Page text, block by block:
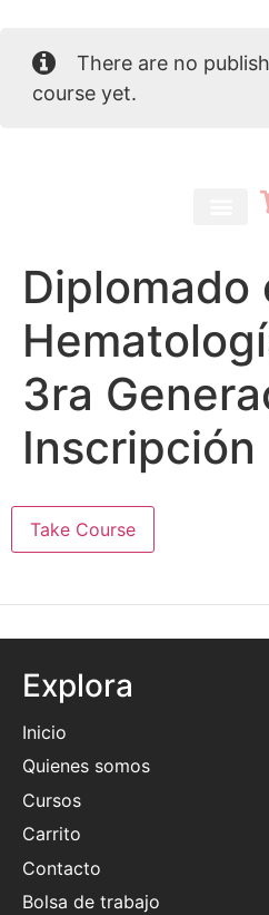
There are no
course yet.
Diplomado
3ra
Inscripción
Take Course
Explora
Inicio
Quienes somos
Cursos
Carrito
Contacto
Bolsa de trabajo